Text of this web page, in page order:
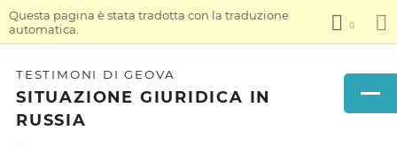
Questa pagina è stata tradotta con la traduzione
automatica.
TESTIMONI DI GEOVA
SITUAZIONE GIURIDICA IN
RUSSIA